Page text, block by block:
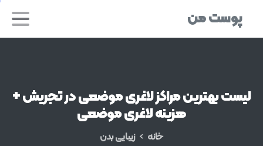
پوست من
لیستبهترینمراکزلاغریموضعیدرتجریش+
هزینهلاغریموضعی
خانه
زیبایی بدن